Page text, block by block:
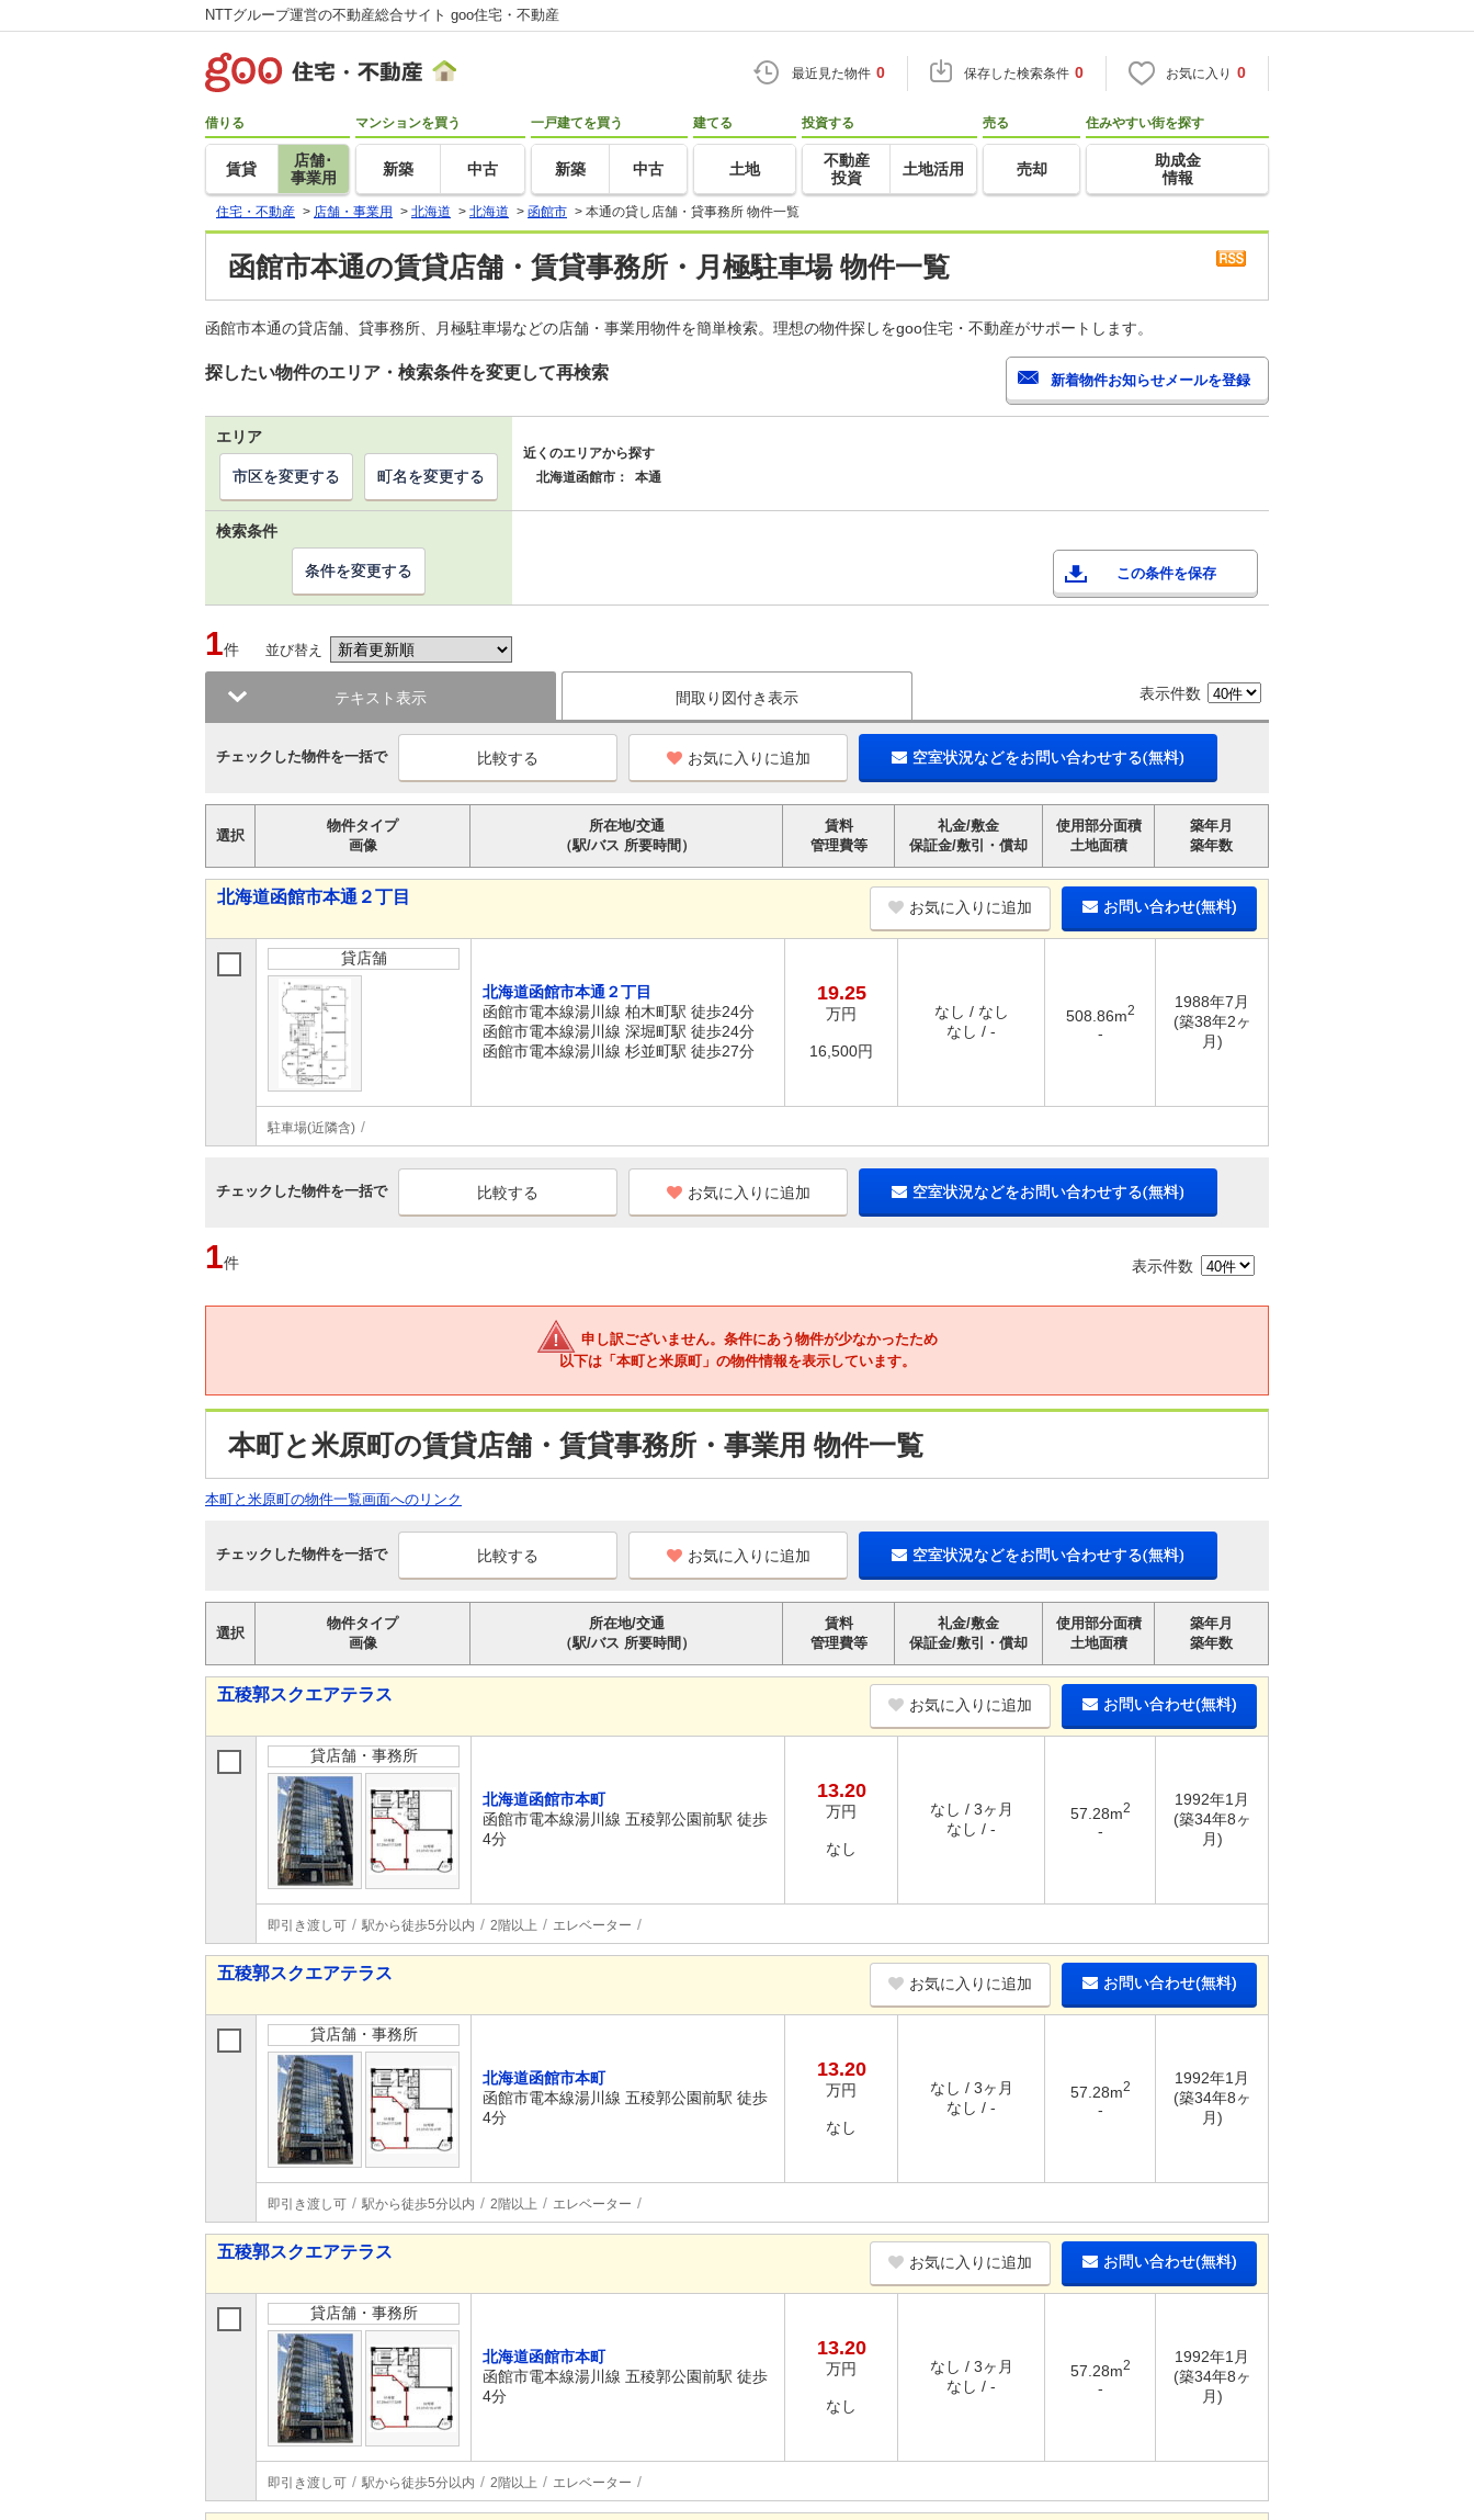
NTTグループ運営の不動産総合サイト goo住宅・不動産
最近見た物件 0 保存した検索条件 0 お気に入り 0
借りる
賃貸
店舗･
事業用
マンションを買う
新築 中古
一戸建てを買う
新築 中古
建てる
土地
投資する
不動産
投資
土地活用
売る
売却
住みやすい街を探す
助成金
情報
住宅・不動産 > 店舗・事業用 > 北海道 > 北海道 > 函館市 > 本通の貸し店舗・貸事務所 物件一覧
函館市本通の賃貸店舗・賃貸事務所・月極駐車場 物件一覧
函館市本通の貸店舗、貸事務所、月極駐車場などの店舗・事業用物件を簡単検索。理想の物件探しをgoo住宅・不動産がサポートします。
探したい物件のエリア・検索条件を変更して再検索
エリア
近くのエリアから探す
北海道函館市：
本通
市区を変更する 町名を変更する
検索条件
この条件を保存
条件を変更する
1件 並び替え
テキスト表示 間取り図付き表示 表示件数
チェックした物件を一括で お気に入りに追加 空室状況などをお問い合わせする(無料)
選択
物件タイプ
画像
所在地/交通
（駅/バス 所要時間）
賃料
管理費等
礼金/敷金
保証金/敷引・償却
使用部分面積
土地面積
築年月
築年数
北海道函館市本通２丁目
お気に入りに追加 お問い合わせ(無料)
貸店舗
北海道函館市本通２丁目
函館市電本線湯川線 柏木町駅 徒歩24分
函館市電本線湯川線 深堀町駅 徒歩24分
函館市電本線湯川線 杉並町駅 徒歩27分
19.25
万円
16,500円
なし / なし
なし / -
508.86m2
-
1988年7月
(築38年2ヶ
月)
駐車場(近隣含)
チェックした物件を一括で お気に入りに追加 空室状況などをお問い合わせする(無料)
1件 表示件数
申し訳ございません。条件にあう物件が少なかったため
以下は「本町と米原町」の物件情報を表示しています。
本町と米原町の賃貸店舗・賃貸事務所・事業用 物件一覧
本町と米原町の物件一覧画面へのリンク
チェックした物件を一括で お気に入りに追加 空室状況などをお問い合わせする(無料)
選択
物件タイプ
画像
所在地/交通
（駅/バス 所要時間）
賃料
管理費等
礼金/敷金
保証金/敷引・償却
使用部分面積
土地面積
築年月
築年数
五稜郭スクエアテラス
お気に入りに追加 お問い合わせ(無料)
貸店舗・事務所
北海道函館市本町
函館市電本線湯川線 五稜郭公園前駅 徒歩
4分
13.20
万円
なし
なし / 3ヶ月
なし / -
57.28m2
-
1992年1月
(築34年8ヶ
月)
即引き渡し可 駅から徒歩5分以内 2階以上 エレベーター
五稜郭スクエアテラス
お気に入りに追加 お問い合わせ(無料)
貸店舗・事務所
北海道函館市本町
函館市電本線湯川線 五稜郭公園前駅 徒歩
4分
13.20
万円
なし
なし / 3ヶ月
なし / -
57.28m2
-
1992年1月
(築34年8ヶ
月)
即引き渡し可 駅から徒歩5分以内 2階以上 エレベーター
五稜郭スクエアテラス
お気に入りに追加 お問い合わせ(無料)
貸店舗・事務所
北海道函館市本町
函館市電本線湯川線 五稜郭公園前駅 徒歩
4分
13.20
万円
なし
なし / 3ヶ月
なし / -
57.28m2
-
1992年1月
(築34年8ヶ
月)
即引き渡し可 駅から徒歩5分以内 2階以上 エレベーター